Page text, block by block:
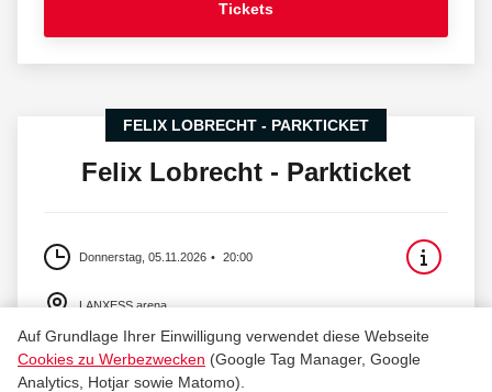
Tickets
FELIX LOBRECHT - PARKTICKET
Felix Lobrecht - Parkticket
Donnerstag, 05.11.2026 20:00
LANXESS arena
Tickets
Auf Grundlage Ihrer Einwilligung verwendet diese Webseite
Cookies zu Werbezwecken (Google Tag Manager, Google
Analytics, Hotjar sowie Matomo).